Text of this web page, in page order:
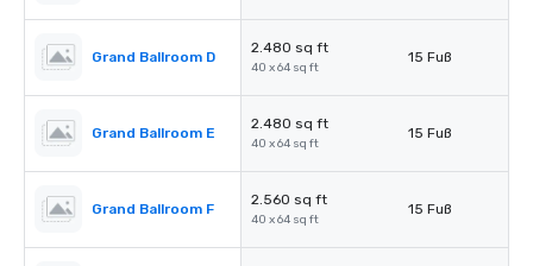
Grand Ballroom D
2.480 sq ft
40 x 64 sq ft
15 Fuß
Grand Ballroom E
2.480 sq ft
40 x 64 sq ft
15 Fuß
Grand Ballroom F
2.560 sq ft
40 x 64 sq ft
15 Fuß